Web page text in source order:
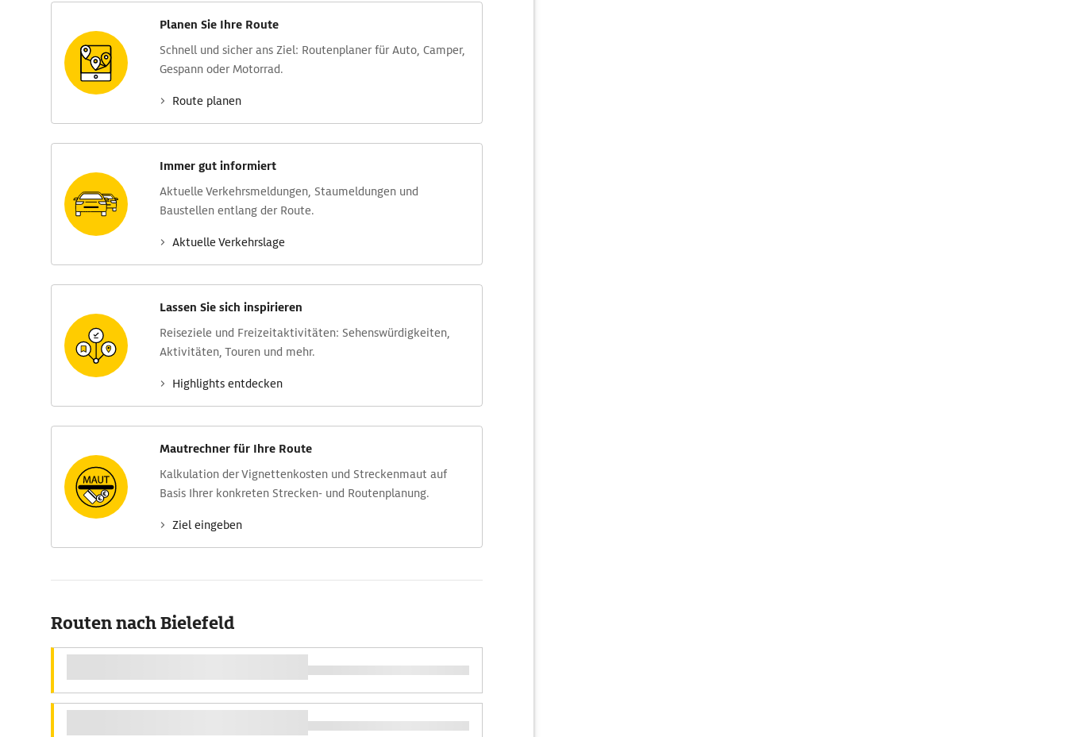
Planen Sie Ihre Route
Schnell und sicher ans Ziel: Routen­planer für Auto, Camper,
Gespann oder Motorrad.
Route planen
Immer gut informiert
Aktuelle Verkehrs­meldungen, Stau­meldungen und
Baustellen entlang der Route.
Aktuelle Verkehrs­lage
Lassen Sie sich inspirieren
Reise­ziele und Freizeit­aktivitäten: Sehens­würdig­keiten,
Aktivitäten, Touren und mehr.
Highlights entdecken
Mautrechner für Ihre Route
Kalkulation der Vignettenkosten und Streckenmaut auf
Basis Ihrer konkreten Strecken- und Routenplanung.
Ziel eingeben
Routen nach Bielefeld